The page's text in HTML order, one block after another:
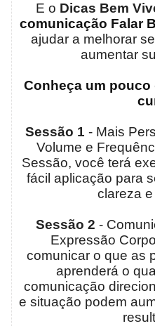
E o Dicas Bem
comunicação Falar
ajudar a melhorar
aumentar
Conheça um
Sessão 1 - Mais
Volume e
Sessão, você terá
fácil aplicação para
clareza
Sessão 2 -
Expressão
comunicar o que as
aprenderá o
comunicação
e situação podem